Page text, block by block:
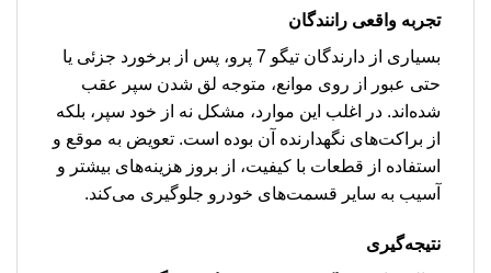
تجربه واقعی رانندگان
بسیاری از دارندگان تیگو 7 پرو، پس از برخورد جزئی یا
حتی عبور از روی موانع، متوجه لق شدن سپر عقب
شده‌اند. در اغلب این موارد، مشکل نه از خود سپر، بلکه
از براکت‌های نگهدارنده آن بوده است. تعویض به موقع و
استفاده از قطعات با کیفیت، از بروز هزینه‌های بیشتر و
آسیب به سایر قسمت‌های خودرو جلوگیری می‌کند.
نتیجه‌گیری